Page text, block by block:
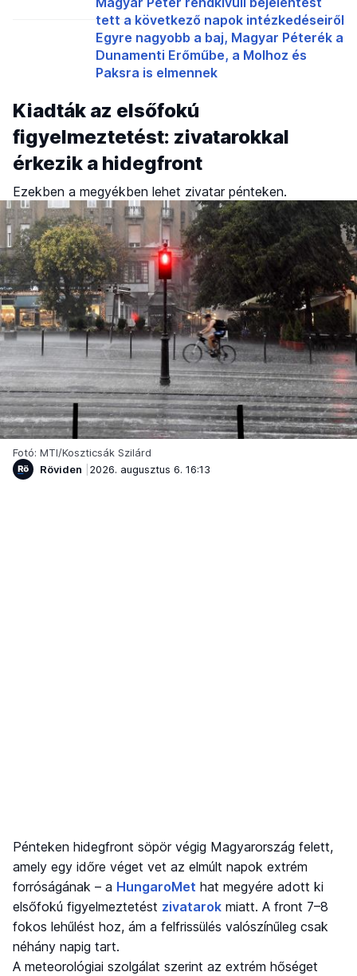
tett a következő napok intézkedéseiről
Egyre nagyobb a baj, Magyar Péterék a
Dunamenti Erőműbe, a Molhoz és
Paksra is elmennek
Kiadták az elsőfokú
figyelmeztetést: zivatarokkal
érkezik a hidegfront
Ezekben a megyékben lehet zivatar pénteken.
Fotó: MTI/Koszticsák Szilárd
Röviden
2026. augusztus 6. 16:13
Pénteken hidegfront söpör végig Magyarország felett,
amely egy időre véget vet az elmúlt napok extrém
forróságának – a HungaroMet hat megyére adott ki
elsőfokú figyelmeztetést zivatarok miatt. A front 7–8
fokos lehűlést hoz, ám a felfrissülés valószínűleg csak
néhány napig tart.
A meteorológiai szolgálat szerint az extrém hőséget